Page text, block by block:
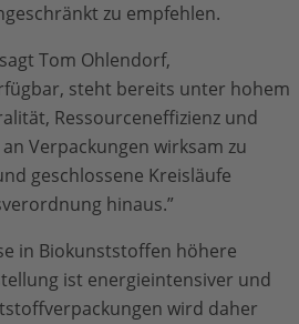
zu empfehlen.
Tom Ohlendorf,
steht bereits unter hohem
Ressourceneffizienz und
Verpackungen wirksam zu
geschlossene Kreisläufe
hinaus.”
in Biokunststoffen höhere
ist energieintensiver und
wird daher